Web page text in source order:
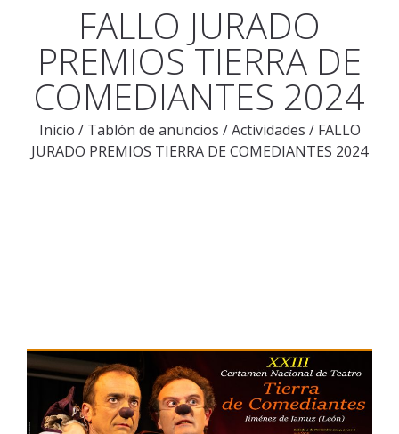
FALLO JURADO
PREMIOS TIERRA DE
COMEDIANTES 2024
Inicio / Tablón de anuncios / Actividades /FALLO
JURADO PREMIOS TIERRA DE COMEDIANTES 2024